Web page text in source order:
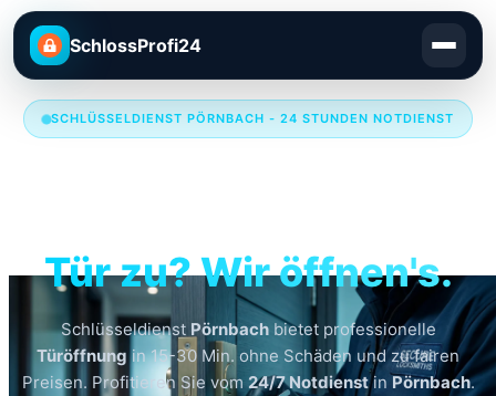
SchlossProfi24
SCHLÜSSELDIENST PÖRNBACH - 24 STUNDEN NOTDIENST
Tür zu? Wir öffnen's.
Schlüsseldienst Pörnbachbietet professionelle
Türöffnung in 15-30 Min. ohne Schäden und zu fairen
Preisen. Profitieren Sie vom 24/7 NotdienstinPörnbach.